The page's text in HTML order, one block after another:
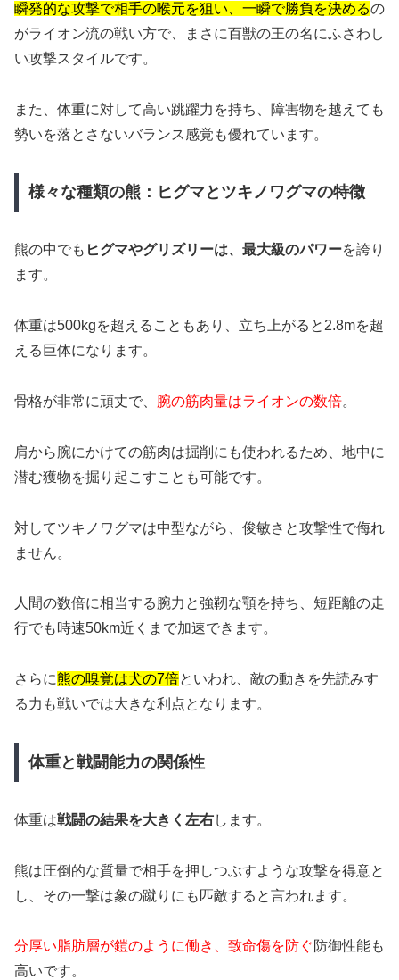
瞬発的な攻撃で相手の喉元を狙い、一瞬で勝負を決めるの
がライオン流の戦い方で、まさに百獣の王の名にふさわし
い攻撃スタイルです。
また、体重に対して高い跳躍力を持ち、障害物を越えても
勢いを落とさないバランス感覚も優れています。
様々な種類の熊：ヒグマとツキノワグマの特徴
熊の中でも ヒグマやグリズリーは、最大級のパワーを誇り
ます。
体重は500kgを超えることもあり、立ち上がると2.8mを超
える巨体になります。
骨格が非常に頑丈で、 腕の筋肉量はライオンの数倍。
肩から腕にかけての筋肉は掘削にも使われるため、地中に
潜む獲物を掘り起こすことも可能です。
対してツキノワグマは中型ながら、俊敏さと攻撃性で侮れ
ません。
人間の数倍に相当する腕力と強靭な顎を持ち、短距離の走
行でも時速50km近くまで加速できます。
さらに熊の嗅覚は犬の7倍といわれ、敵の動きを先読みす
る力も戦いでは大きな利点となります。
体重と戦闘能力の関係性
体重は戦闘の結果を大きく左右します。
熊は圧倒的な質量で相手を押しつぶすような攻撃を得意と
し、その一撃は象の蹴りにも匹敵すると言われます。
分厚い脂肪層が鎧のように働き、致命傷を防ぐ防御性能も
高いです。